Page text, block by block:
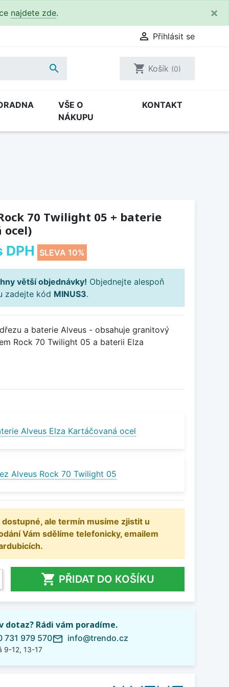
najdete zde. ×
 Přihlásit se
 shopping_cart Košík (0)
VŠE O
NÁKUPU
KONTAKT
70 Twilight 05 + baterie
ocel)
DPH SLEVA 10%
větší objednávky! Objednejte alespoň
zadejte kód MINUS3.
a baterie Alveus - obsahuje granitový
Rock 70 Twilight 05 a baterii Elza
Alveus Elza Kartáčovaná ocel
Alveus Rock 70 Twilight 05
ale termín musíme zjistit u
Vám sdělíme telefonicky, emailem
 PŘIDAT DO KOŠÍKU
dotaz? Rádi vám poradíme.
731 979 570
9-12, 13-17
mail_outline info@trendo.cz